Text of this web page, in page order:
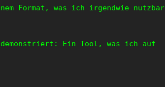
Format, was ich irgendwie nutzbar
Ein Tool, was ich auf